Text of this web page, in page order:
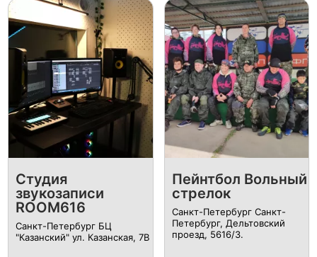
Студия
звукозаписи
ROOM616
Санкт-Петербург БЦ
"Казанский" ул. Казанская, 7В
Пейнтбол Вольный
стрелок
Санкт-Петербург Санкт-
Петербург, Дельтовский
проезд, 5616/3.